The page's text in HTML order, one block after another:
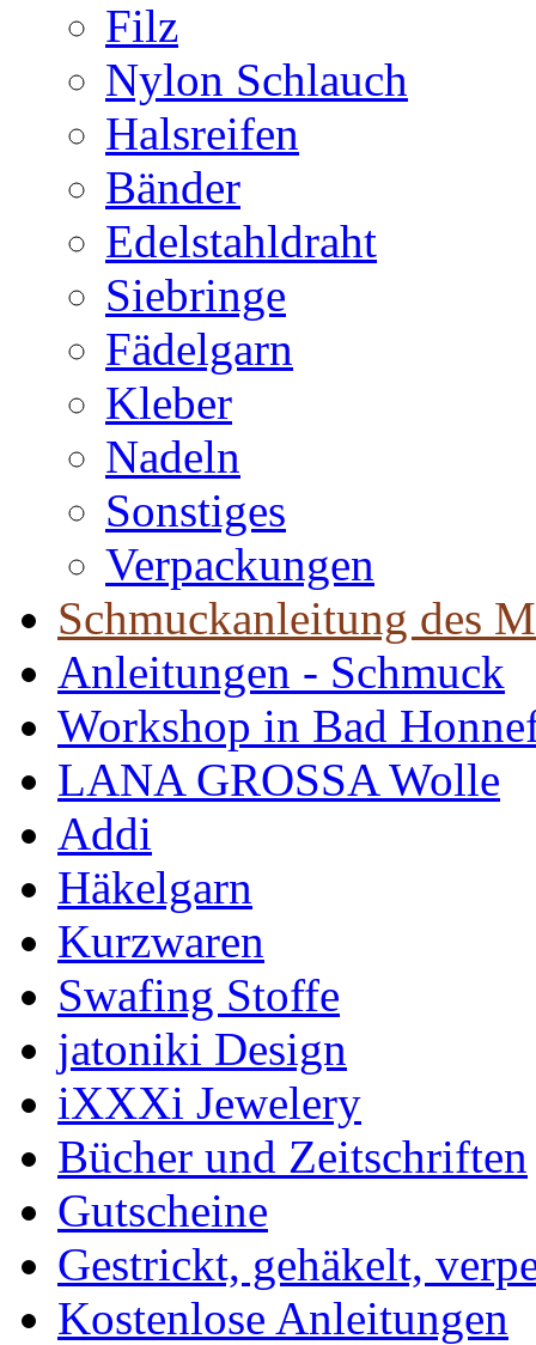
Filz
Nylon Schlauch
Halsreifen
Bänder
Edelstahldraht
Siebringe
Fädelgarn
Kleber
Nadeln
Sonstiges
Verpackungen
Schmuckanleitung des
Anleitungen - Schmuck
Workshop in Bad
LANA GROSSA Wolle
Addi
Häkelgarn
Kurzwaren
Swafing Stoffe
jatoniki Design
iXXXi Jewelery
Bücher und Zeitschriften
Gutscheine
Gestrickt, gehäkelt,
Kostenlose Anleitungen